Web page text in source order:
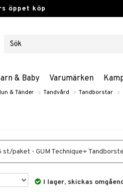
öppet köp
& Baby Varumärken
& Tänder » Tandvård » Tandborstar »
st/paket - GUM Technique+
I lager, skickas